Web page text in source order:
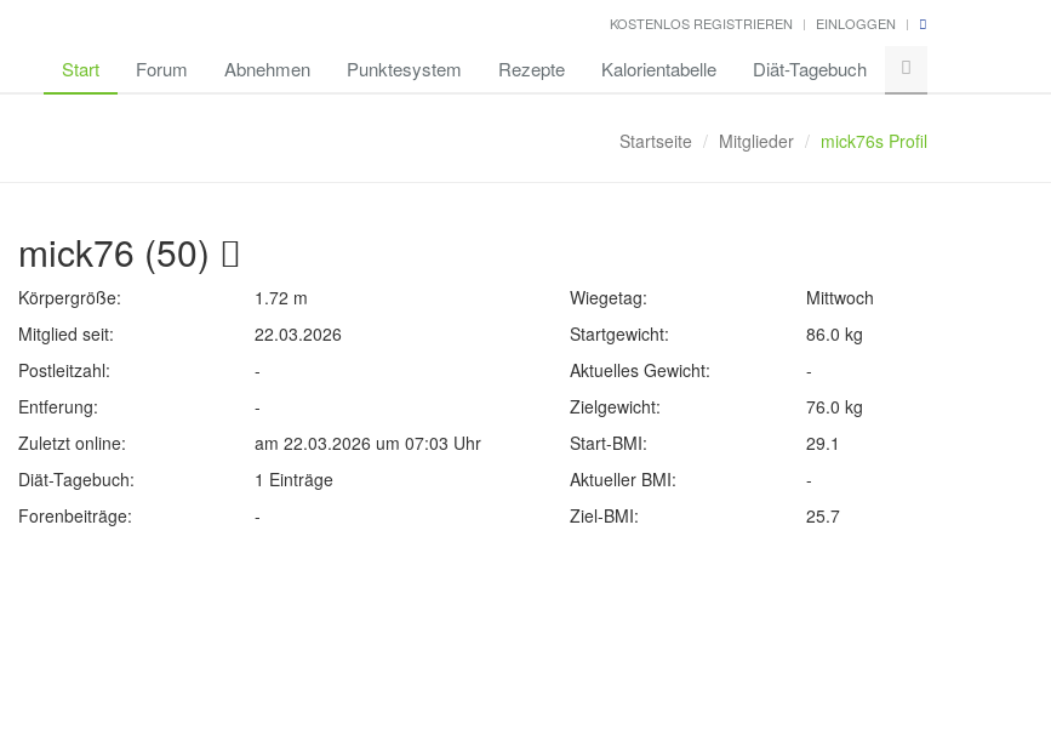
KOSTENLOS REGISTRIEREN EINLOGGEN
Start Forum Abnehmen Punktesystem Rezepte Kalorientabelle Diät-Tagebuch
Startseite Mitglieder mick76s Profil
mick76 (50)
Körpergröße: 1.72 m Wiegetag:
Mittwoch
Mitglied seit:
22.03.2026 Startgewicht:
86.0 kg
Postleitzahl:
- Aktuelles Gewicht:
-
Entferung:
- Zielgewicht:
76.0 kg
Zuletzt online:
am 22.03.2026 um 07:03 Uhr Start-BMI:
29.1
Diät-Tagebuch:
1 Einträge Aktueller BMI:
-
Forenbeiträge:
- Ziel-BMI: 25.7